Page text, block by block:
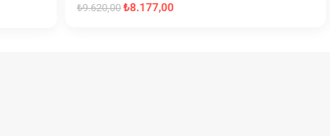
₺9.620,00 ₺8.177,00